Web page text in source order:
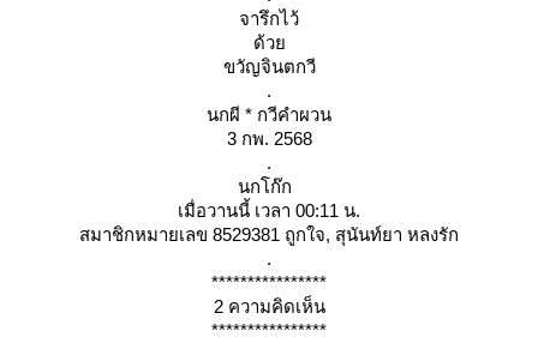
จารึกไว้
ด้ว
ขวัญจินตกวี
.
นกผี * กวีคำผวน
3 กพ. 2568
.
นกโก๊ก
เมื่อวานนี้ เวลา 00:11 น.
สมาชิกหมายเลข 8529381 ถูกใจ, สุนันท์ยา หลงรัก
.
****************
2 ความคิดเห็น
****************